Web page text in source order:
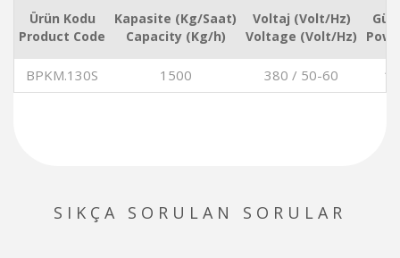
Ürün Kodu
Product Code
Kapasite (Kg/Saat)
Capacity (Kg/h)
Voltaj (Volt/Hz)
Voltage (Volt/Hz)
BPKM.130S 1500 380 / 50-60
SIKÇA SORULAN SORULAR